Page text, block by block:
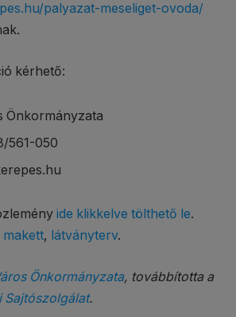
palyazat-meseliget-ovoda/
kérhető:
Önkormányzata
561-050
ide klikkelve tölthető le.
makett, látványterv.
Önkormányzata, továbbította a
Sajtószolgálat.